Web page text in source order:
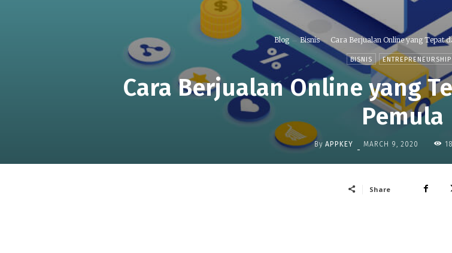
Blog Bisnis Cara Berjualan Online yang Tepat
BISNIS ENTREPRENEURSHIP
Cara Berjualan Online yang
Pemula
By APPKEY - MARCH 9, 2020
Share